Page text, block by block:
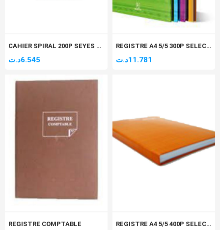
CAHIER SPIRAL 200P SEYES GM A4 SELECTA 60GR
6.545د.ت
REGISTRE A4 5/5 300P SELECTA
11.781د.ت
REGISTRE COMPTABLE REGISTRE A4 5/5 400P SELECTA